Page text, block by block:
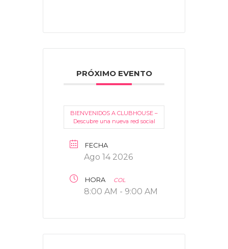
PRÓXIMO EVENTO
BIENVENIDOS A CLUBHOUSE –
Descubre una nueva red social
FECHA
Ago 14 2026
HORA COL
8:00 AM - 9:00 AM